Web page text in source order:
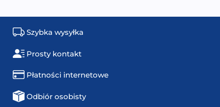
Szybka wysyłka
Prosty kontakt
Płatności internetowe
Odbiór osobisty